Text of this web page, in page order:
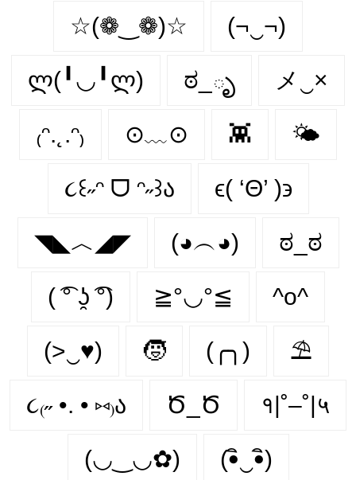
☆(❁‿❁)☆ (¬‿¬)
ლ(╹◡╹ლ) ಠ_ృ メ‿×
₍ᵔ.˛.ᵔ₎ ⊙﹏⊙ 👾 🌤️
૮꒰˶ᵔ ᗜ ᵔ˶꒱ა ϵ( ‘Θ’ )϶
◥◣︿◢◤ (◕︵◕) ಠ_ಠ
( ͡° ʖ̯ ͡°) ≧°◡°≦ ^o^
(>‿♥) 🧒 (╭╮) ⛱
૮₍˶ •. • ⑅₎ა Ծ_Ծ १|˚–˚|५
(◡‿◡✿) (•ิ‿•ิ)